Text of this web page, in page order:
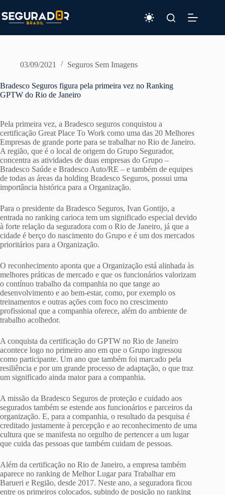
para
o
03/09/2021 Seguros Sem Imagens
Bradesco Seguros figura pela primeira vez no Ranking
GPTW do Rio de Janeiro
Pela primeira vez, a Bradesco seguros conquistou a
certificação Great Place To Work como uma das 20 Melhores
Empresas de grande porte para se trabalhar no Rio de Janeiro.
A região, que é o local de origem do Grupo Segurador,
concentra as atividades de duas empresas do Grupo –
Bradesco Saúde e Bradesco Auto/RE – e também de equipes
de todas as áreas da holding Bradesco Seguros, possui uma
importância histórica para a Organização.
Para o presidente da Bradesco Seguros, Ivan Gontijo, a
entrada no ranking carioca tem um significado especial devido
à forte relação da seguradora com o Rio de Janeiro, já que a
cidade é berço do nascimento do Grupo e é um dos mercados
prioritários para a Organização.
O reconhecimento aponta que a Organização está alinhada às
melhores práticas de mercado e que os funcionários valorizam
o contínuo trabalho da companhia no que tange ao
desenvolvimento e ao bem-estar, como, por exemplo os
treinamentos e outras ações com foco no crescimento
profissional que a companhia oferece, além do ambiente de
trabalho acolhedor.
A conquista da certificação do GPTW no Rio de Janeiro
acontece logo no primeiro ano em que o Grupo ingressou
como participante. Um ano que também foi marcado pela
resiliência e por um grande processo de adaptação, o que traz
um significado ainda maior para a companhia.
A missão da Bradesco Seguros de proteção e cuidado aos
segurados também se estende aos funcionários e parceiros da
organização. E, para a companhia, o resultado da pesquisa é
creditado justamente à percepção e ao reconhecimento de uma
cultura que se manifesta no orgulho de pertencer a um lugar
que cuida das pessoas que também cuidam de pessoas.
Além da certificação no Rio de Janeiro, a empresa também
aparece no ranking de Melhor Lugar para Trabalhar em
Barueri e Região, desde 2017. Neste ano, a seguradora ficou
entre os primeiros colocados, subindo de posição no ranking